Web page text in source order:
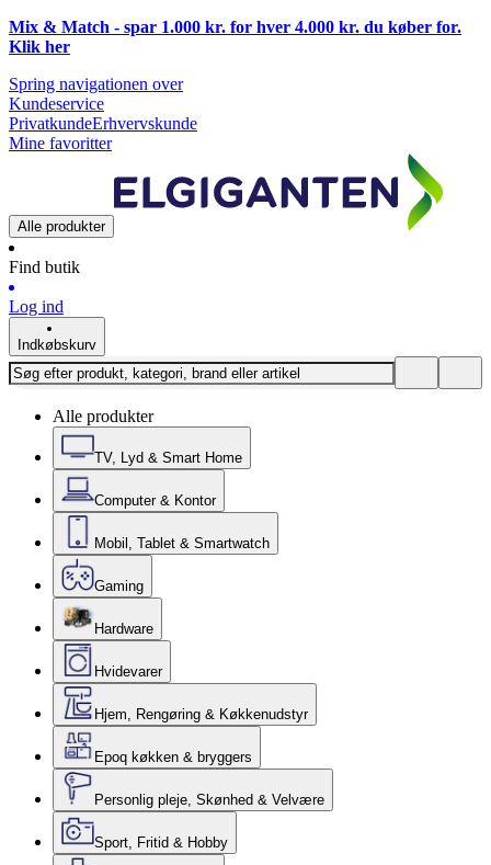
Mix & Match - spar 1.000 kr. for hver 4.000 kr. du køber for.
Klik her
Spring navigationen over
Kundeservice
PrivatkundeErhvervskunde
Mine favoritter
Alle produkter
Find butik
Log ind
Indkøbskurv
Alle produkter
TV, Lyd & Smart Home
Computer & Kontor
Mobil, Tablet & Smartwatch
Gaming
Hardware
Hvidevarer
Hjem, Rengøring & Køkkenudstyr
Epoq køkken & bryggers
Personlig pleje, Skønhed & Velvære
Sport, Fritid & Hobby